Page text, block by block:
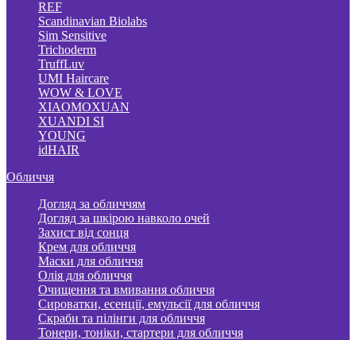
REF
Scandinavian Biolabs
Sim Sensitive
Trichoderm
TruffLuv
UMI Haircare
WOW & LOVE
XIAOMOXUAN
XUANDI SI
YOUNG
idHAIR
Обличчя
Догляд за обличчям
Догляд за шкірою навколо очей
Захист від сонця
Крем для обличчя
Маски для обличчя
Олія для обличчя
Очищення та вмивання обличчя
Сироватки, есенції, емульсії для обличчя
Скраби та пілінги для обличчя
Тонери, тоніки, стартери для обличчя